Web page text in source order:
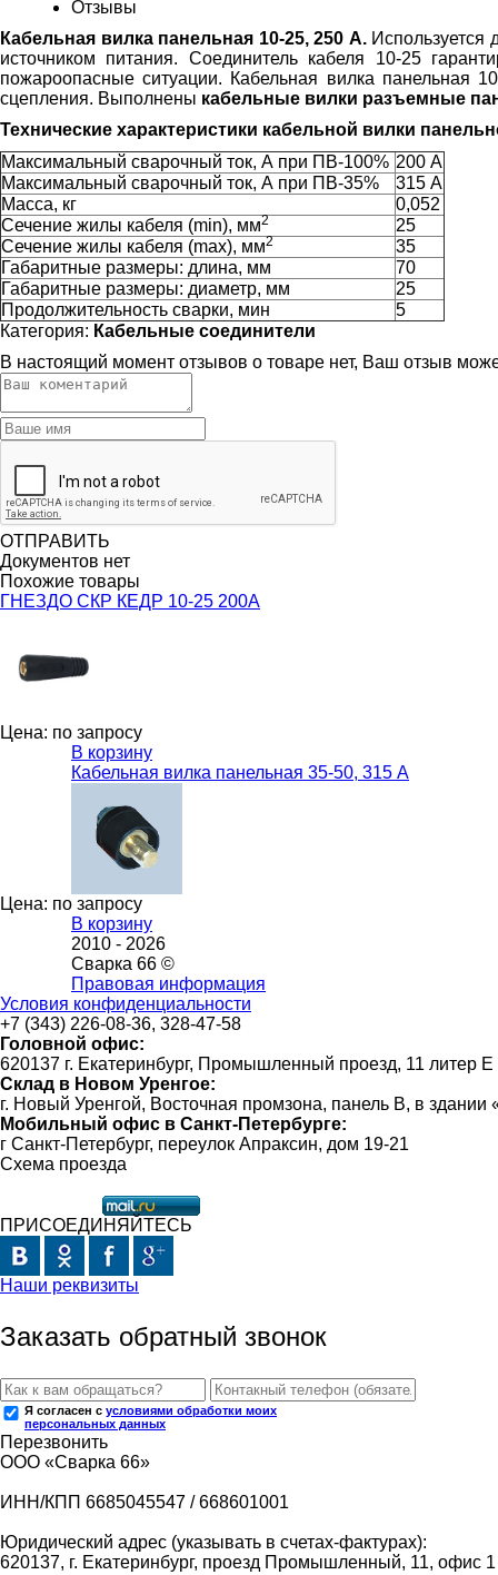
Отзывы
Кабельная вилка панельная 10-25, 250 А.Используется
источником питания. Соединитель кабеля 10-25
пожароопасные ситуации. Кабельная вилка
сцепления. Выполнены кабельные вилки разъемные
Технические характеристики кабельной вилки
Максимальный сварочный ток, А при ПВ-100% 200 А
Максимальный сварочный ток, А при ПВ-35%
315 А
Масса, кг
0,052
Сечение жилы кабеля (min), мм2
25
Сечение жилы кабеля (max), мм2
35
Габаритные размеры: длина, мм
70
Габаритные размеры: диаметр, мм
25
Продолжительность сварки, мин
5
Категория: Кабельные соединители
В настоящий момент отзывов о товаре нет, Ваш отзыв
ОТПРАВИТЬ
Документов нет
Похожие товары
ГНЕЗДО СКР КЕДР 10-25 200А
Цена: по запросу
В корзину
Кабельная вилка панельная 35-50, 315 А
Цена: по запросу
В корзину
2010 - 2026
Сварка 66 ©
Правовая информация
Условия конфиденциальности
+7 (343) 226-08-36, 328-47-58
Головной офис:
620137 г. Екатеринбург, Промышленный проезд, 11 литер Е
Склад в Новом Уренгое:
г. Новый Уренгой, Восточная промзона, панель В, в
Мобильный офис в Санкт-Петербурге:
г Санкт-Петербург, переулок Апраксин, дом 19-21
Схема проезда
ПРИСОЕДИНЯЙТЕСЬ
Наши реквизиты
Заказать обратный звонок
Я согласен с условиями обработки моих
персональных данных
Перезвонить
ООО «Сварка 66»
ИНН/КПП 6685045547 / 668601001
Юридический адрес (указывать в счетах-фактурах):
620137, г. Екатеринбург, проезд Промышленный, 11, офис 1